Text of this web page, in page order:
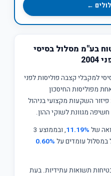
←
בע"מ מסלול בסיסי
למקבלי קצבה פוליסות לפני
מפוליסות החיסכון
השקעות מקצועי בניהול
מגוונת לשוקי ההון.
של 11.19%
, ובממוצע 3
במסלול עומדים על 0.60%
תשואות עתידיות. בעת